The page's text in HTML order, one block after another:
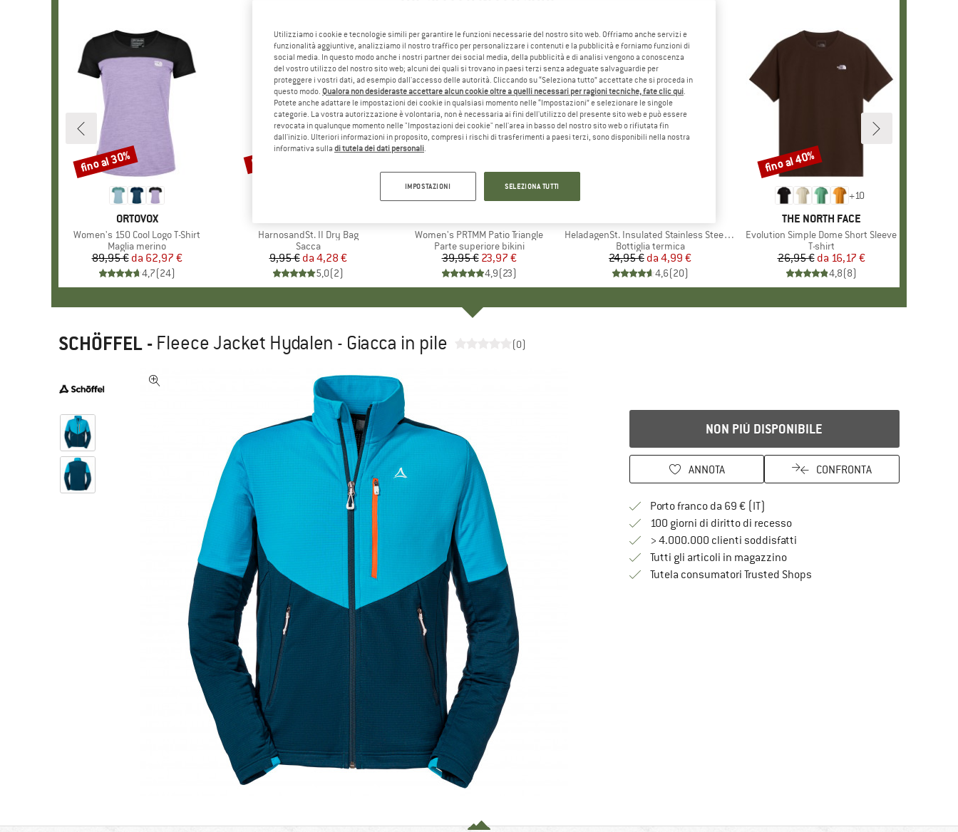
MARCHIO
ORTOVOX
Articolo
Women's 150 Cool Logo T-Shirt
Gruppo di prodotti
Maglia merino
Prezzo
89,95 € Prezzo ridotto
da 62,97 €
4,7(24)
Sconto
fino al 30%
Articolo
HarnosandSt. II Dry Bag
Gruppo di prodotti
Sacca
Prezzo
9,95 € Prezzo ridotto
da 4,28 €
5,0(2)
Sconto
57%
Articolo
Women's PRTMM Patio Triangle
Gruppo di prodotti
Parte superiore bikini
Prezzo
39,95 €Prezzo ridotto
23,97 €
4,9(23)
Articolo
HeladagenSt. Insulated Stainless Steel Bottle 500
Gruppo di prodotti
Bottiglia termica
Prezzo
24,95 € Prezzo ridotto
da 4,99 €
4,6(20)
+10
MARCHIO
THE NORTH FACE
Articolo
Evolution Simple Dome Short Sleeve
Gruppo di prodotti
T-shirt
Prezzo
26,95 € Prezzo ridotto
da 16,17 €
4,8(8)
Sconto
fino al 40%
SCHÖFFEL - Fleece Jacket Hydalen - Giacca in pile (0)
NON PIÙ DISPONIBILE
ANNOTA CONFRONTA
Porto franco da 69 € (IT)
100 giorni di diritto di recessoVai alla politica di recesso qui Si
> 4.000.000 clienti soddisfatti
Tutti gli articoli in magazzino
Tutela consumatori Trusted ShopsTrovi tutte le informazioni qui!
Utilizziamo i cookie e tecnologie simili per garantire le funzioni necessarie del nostro sito web. Offriamo anche servizi e
funzionalità aggiuntive, analizziamo il nostro traffico per personalizzare i contenuti e la pubblicità e forniamo funzioni di
social media. In questo modo anche i nostri partner dei social media, della pubblicità e di analisi vengono a conoscenza
del vostro utilizzo del nostro sito web; alcuni dei quali si trovano in paesi terzi senza adeguate salvaguardie per
proteggere i vostri dati, ad esempio dall'accesso delle autorità. Cliccando su “Seleziona tutto” accettate che si proceda in
questo modo. Qualora non desideraste accettare alcun cookie oltre a quelli necessari per ragioni tecniche, fate clic qui.
Potete anche adattare le impostazioni dei cookie in qualsiasi momento nelle “Impostazioni” e selezionare le singole
categorie. La vostra autorizzazione è volontaria, non è necessaria ai fini dell'utilizzo del presente sito web e può essere
revocata in qualunque momento nelle "Impostazioni dei cookie" nell'area in basso del nostro sito web o rifiutata fin
dall'inizio. Ulteriori informazioni in proposito, compresi i rischi di trasferimenti a paesi terzi, sono disponibili nella nostra
informativa sulla di tutela dei dati personali.
IMPOSTAZIONI SELEZIONA TUTTI